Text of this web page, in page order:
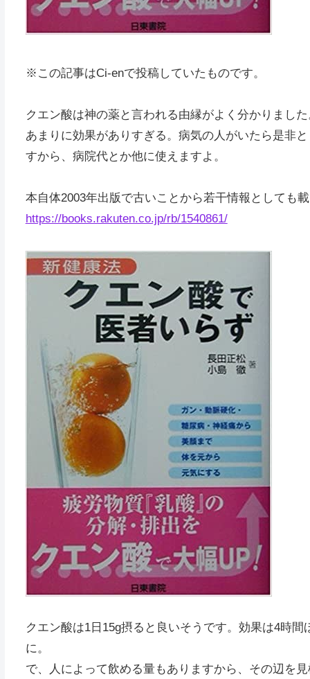
※この記事はCi-enで投稿していたものです。
クエン酸は神の薬と言われる由縁がよく分かりまし
あまりに効果がありすぎる。病気の人がいたら是非
すから、病院代とか他に使えますよ。
本自体2003年出版で古いことから若干情報としても
https://books.rakuten.co.jp/rb/1540861/
クエン酸は1日15g摂ると良いそうです。効果は4時
に。
で、人によって飲める量もありますから、その辺を